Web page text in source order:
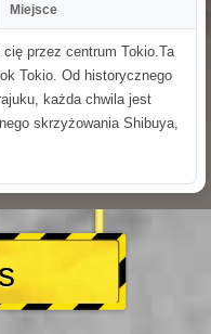
Miejsce
przez centrum Tokio.Ta
Tokio. Od historycznego
każda chwila jest
skrzyżowania Shibuya,